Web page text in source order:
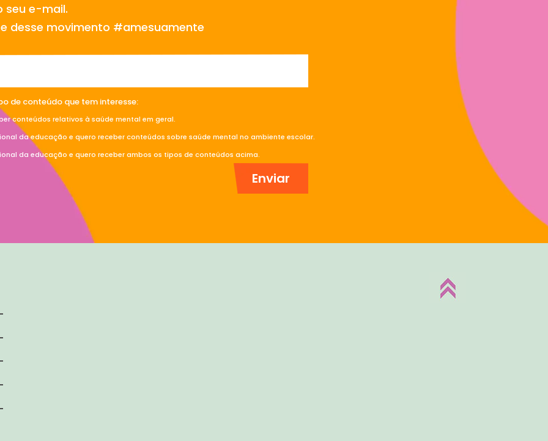
seu e-mail.
desse movimento #amesuamente
de conteúdo que tem interesse:
conteúdos relativos à saúde mental em geral.
da educação e quero receber conteúdos sobre saúde mental no ambiente escolar.
da educação e quero receber ambos os tipos de conteúdos acima.